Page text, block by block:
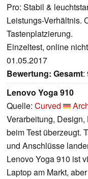
Pro: Stabil &
Leistungs-Verhältnis.
Tastenplatzierung.
Einzeltest, online
01.05.2017
Bewertung: Gesamt:
Lenovo Yoga 910
Quelle: Curved
Verarbeitung,
beim Test überzeugt.
und Anschlüsse
Lenovo Yoga 910 ist
Laptop am Markt,